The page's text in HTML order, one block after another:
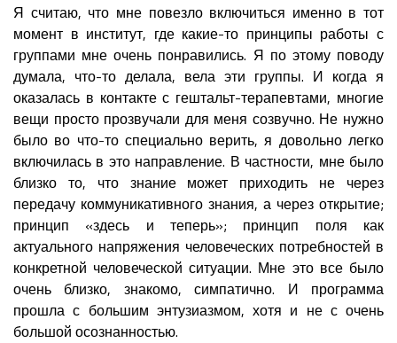
Я считаю, что мне повезло включиться именно в тот
момент в институт, где какие-то принципы работы с
группами мне очень понравились. Я по этому поводу
думала, что-то делала, вела эти группы. И когда я
оказалась в контакте с гештальт-терапевтами, многие
вещи просто прозвучали для меня созвучно. Не нужно
было во что-то специально верить, я довольно легко
включилась в это направление. В частности, мне было
близко то, что знание может приходить не через
передачу коммуникативного знания, а через открытие;
принцип «здесь и теперь»; принцип поля как
актуального напряжения человеческих потребностей в
конкретной человеческой ситуации. Мне это все было
очень близко, знакомо, симпатично. И программа
прошла с большим энтузиазмом, хотя и не с очень
большой осознанностью.